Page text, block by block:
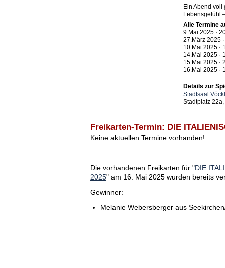
Ein Abend
Lebensgefühl
Alle Termine
9.Mai 2025 ·
27.März 2025
10.Mai 2025 ·
14.Mai 2025 ·
15.Mai 2025 ·
16.Mai 2025 ·
Details zur
Stadtsaal
Stadtplatz
Freikarten-Termin: DIE
Keine aktuellen Termine vorhanden!
Die vorhandenen Freikarten für "DIE
2025" am 16. Mai 2025 wurden bereits
Gewinner:
Melanie Webersberger aus